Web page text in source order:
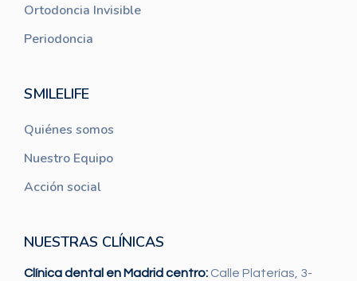
Ortodoncia Invisible
Periodoncia
SMILELIFE
Quiénes somos
Nuestro Equipo
Acción social
NUESTRAS CLÍNICAS
Clínica dental en Madrid centro: Calle Platerías, 3-